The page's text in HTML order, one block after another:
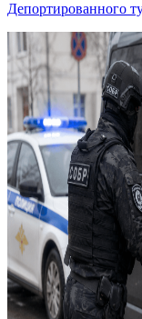
Депортированного